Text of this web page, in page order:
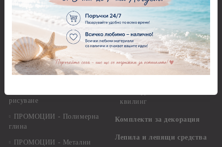
ПРОМОЦИИ - Предмети и
елементи за декорация
ПРОМОЦИИ - Салфетки
ПРОМОЦИИ - Хоби
перфоратори, инструменти и
пособия
рисуване
ПРОМОЦИИ - Полимерна
глина
ПРОМОЦИИ - Метални
Квилинг ленти - 3мм -
35см.
Квилинг ленти - микс
Квилинг ленти - перлени -
3мм - 30см.
Квилинг ленти - 8мм
квилинг
Комплекти за декорация
Лепила и лепящи средства